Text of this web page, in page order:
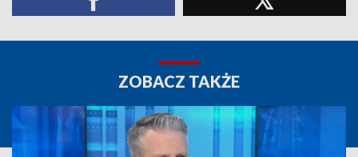
ZOBACZ TAKŻE